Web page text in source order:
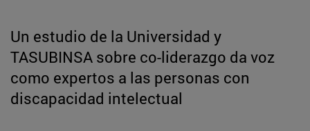
Un estudio de la Universidad y
TASUBINSA sobre co-liderazgo da voz
como expertos a las personas con
discapacidad intelectual